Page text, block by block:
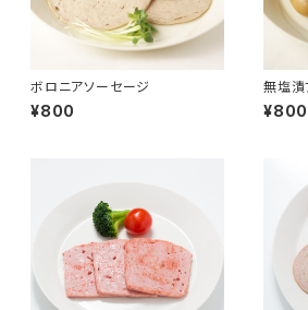
ボロニアソーセージ
¥800
無塩漬
¥800